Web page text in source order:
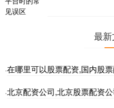
最
·在哪里可以股票配资,国内股
·北京配资公司,北京股票配资